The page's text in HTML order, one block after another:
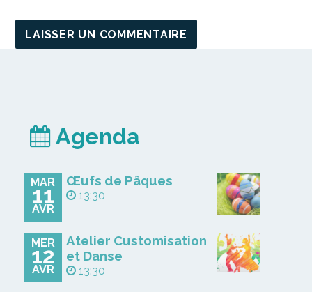
Agenda
MAR
11
AVR
Œufs de Pâques
13:30
MER
12
AVR
Atelier Customisation
et Danse
13:30